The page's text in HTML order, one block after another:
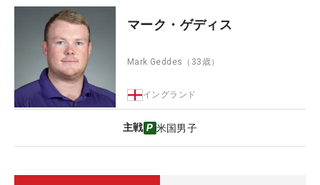
マーク・ゲディス
Mark Geddes （33歳）
イングランド
主戦 米国男子